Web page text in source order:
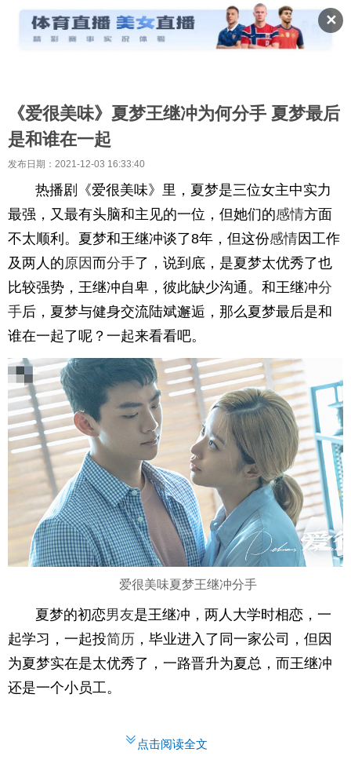
✕
《爱很美味》夏梦王继冲为何分手 夏梦最后
是和谁在一起
发布日期：2021-12-03 16:33:40
热播剧《爱很美味》里，夏梦是三位女主中实力
最强，又最有头脑和主见的一位，但她们的感情方面
不太顺利。夏梦和王继冲谈了8年，但这份感情因工作
及两人的原因而分手了，说到底，是夏梦太优秀了也
比较强势，王继冲自卑，彼此缺少沟通。和王继冲分
手后，夏梦与健身交流陆斌邂逅，那么夏梦最后是和
谁在一起了呢？一起来看看吧。
爱很美味夏梦王继冲分手
夏梦的初恋男友是王继冲，两人大学时相恋，一
起学习，一起投简历 ，毕业进入了同一家公司，但因
为夏梦实在是太优秀了，一路晋升为夏总，而王继冲
还是一个小员工。
点击阅读全文